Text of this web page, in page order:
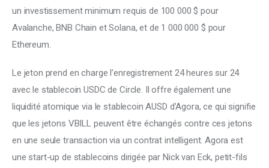
un investissement minimum requis de 100 000 $ pour
Avalanche, BNB Chain et Solana, et de 1 000 000 $ pour
Ethereum.
Le jeton prend en charge l’enregistrement 24 heures sur 24
avec le stablecoin USDC de Circle. Il offre également une
liquidité atomique via le stablecoin AUSD d’Agora, ce qui signifie
que les jetons VBILL peuvent être échangés contre ces jetons
en une seule transaction via un contrat intelligent. Agora est
une start-up de stablecoins dirigée par Nick van Eck, petit-fils